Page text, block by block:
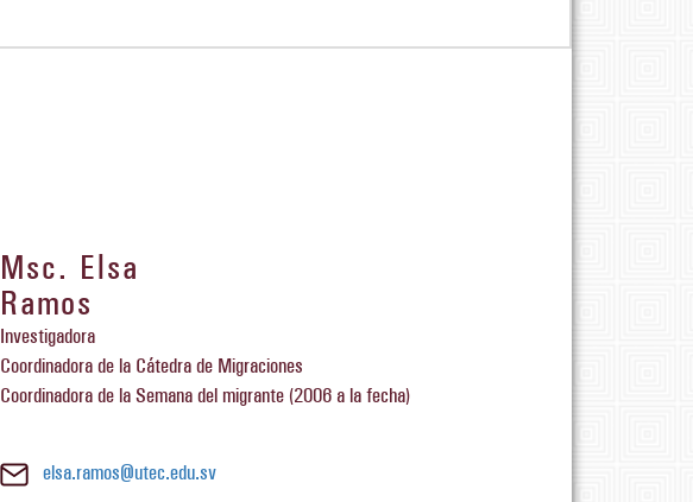
Msc. Elsa
Ramos
Investigadora
Coordinadora de la Cátedra de Migraciones
Coordinadora de la Semana del migrante (2006 a la fecha)
elsa.ramos@utec.edu.sv